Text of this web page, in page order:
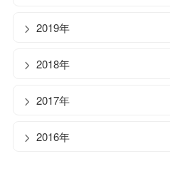
2019年
2018年
2017年
2016年